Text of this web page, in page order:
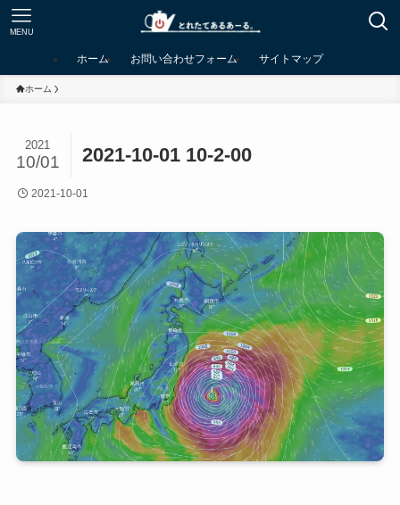
MENU
ホーム お問い合わせフォーム サイトマップ
ホーム
2021-10-01 10-2-00
2021
10/01
2021-10-01